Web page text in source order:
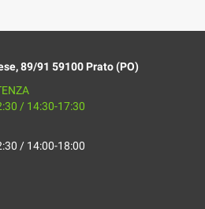
89/91 59100 Prato (PO)
/ 14:30-17:30
/ 14:00-18:00